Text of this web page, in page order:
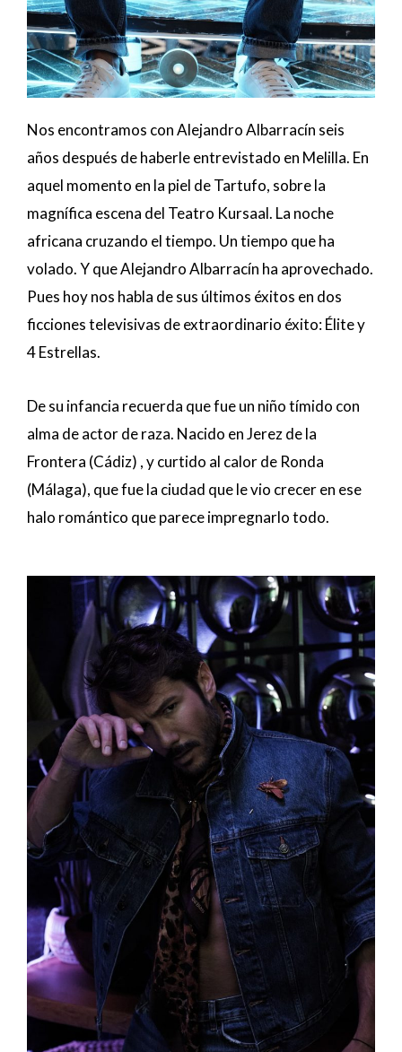
Nos encontramos con Alejandro Albarracín seis
años después de haberle entrevistado en Melilla. En
aquel momento en la piel de Tartufo, sobre la
magnífica escena del Teatro Kursaal. La noche
africana cruzando el tiempo. Un tiempo que ha
volado. Y que Alejandro Albarracín ha aprovechado.
Pues hoy nos habla de sus últimos éxitos en dos
ficciones televisivas de extraordinario éxito: Élite y
4 Estrellas.
De su infancia recuerda que fue un niño tímido con
alma de actor de raza. Nacido en Jerez de la
Frontera (Cádiz) , y curtido al calor de Ronda
(Málaga), que fue la ciudad que le vio crecer en ese
halo romántico que parece impregnarlo todo.